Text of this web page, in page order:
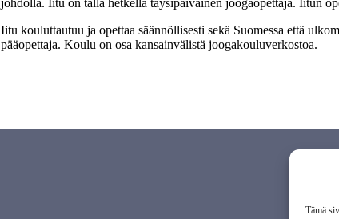
Tämä
johdolla. Iitu on tällä hetkellä täysipäiväinen joogaopettaja. Iitun
Iitu kouluttautuu ja opettaa säännöllisesti sekä Suomessa että
pääopettaja. Koulu on osa kansainvälistä joogakouluverkostoa.